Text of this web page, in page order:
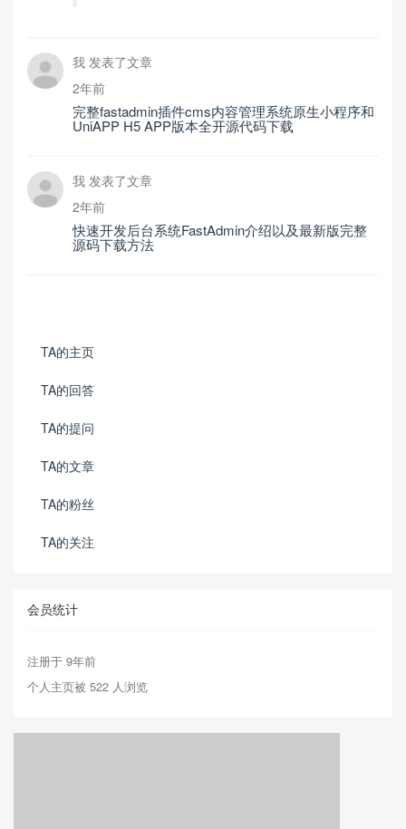
我 发表了文章
2年前
完整fastadmin插件cms内容管理系统原生小程序和
UniAPP H5 APP版本全开源代码下载
我 发表了文章
2年前
快速开发后台系统FastAdmin介绍以及最新版完整
源码下载方法
TA的主页
TA的回答
TA的提问
TA的文章
TA的粉丝
TA的关注
会员统计
注册于 9年前
个人主页被 522 人浏览